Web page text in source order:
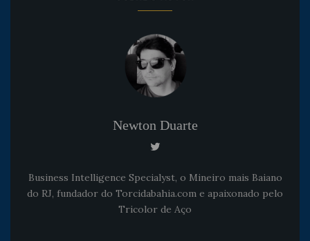
Newton Duarte
Business Intelligence Specialyst, o Mineiro mais Baiano
do RJ, fundador do Torcidabahia.com e apaixonado pelo
Tricolor de Aço